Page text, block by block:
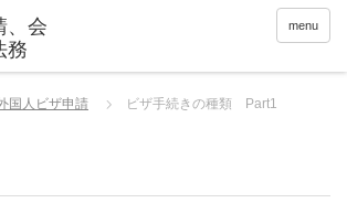
menu
国人ビザ申請 ビザ手続きの種類 Part1